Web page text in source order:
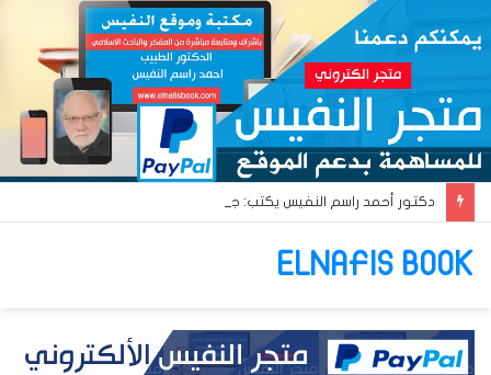
ELNAFIS BOOK